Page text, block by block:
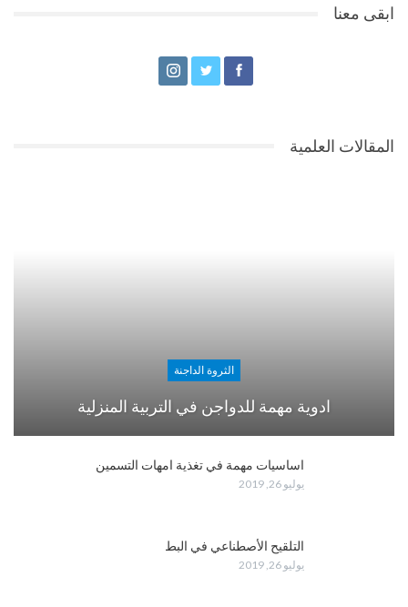
ابقى معنا
المقالات العلمية
الثروة الداجنة
ادوية مهمة للدواجن في التربية المنزلية
اساسيات مهمة في تغذية امهات التسمين
يوليو 26, 2019
التلقيح الأصطناعي في البط
يوليو 26, 2019